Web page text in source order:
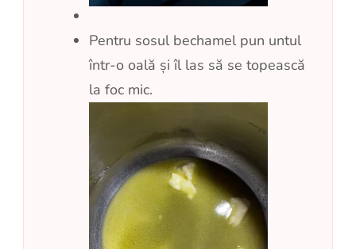
Pentru sosul bechamel pun untul
într-o oală și îl las să se topească
la foc mic.